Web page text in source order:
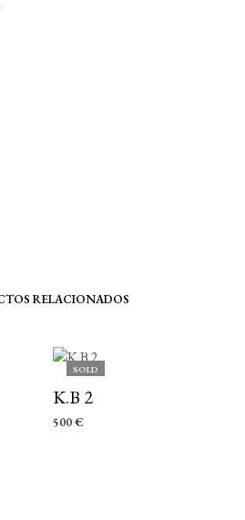
RELACIONADOS
SOLD
K.B 2
500€